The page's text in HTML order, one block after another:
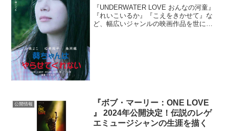
定
『UNDERWATER LOVE おんなの河童』
『れいこいるか』『こえをきかせて』な
ど、幅広いジャンルの映画作品を世に送
公開情報
『ボブ・マーリー：ONE LOVE
』 2024年公開決定！伝説のレゲ
エミュージシャンの生涯を描く